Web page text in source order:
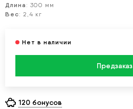
Длина : 300 мм
Вес: 2,4 кг
Предзаказ
120 бонусов